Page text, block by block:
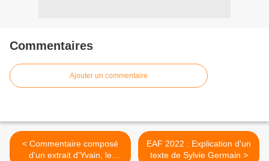
Commentaires
Ajouter un commentaire
< Commentaire composé
d'un extrait d'Yvain, le
EAF 2022 : Explication d'un
texte de Sylvie Germain >